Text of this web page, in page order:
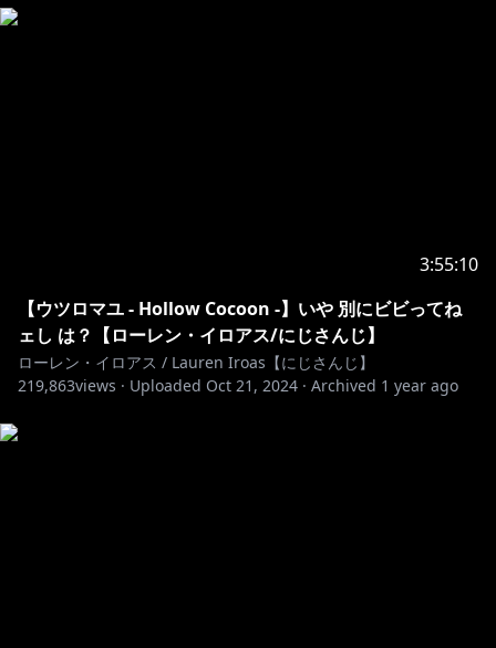
3:55:10
【ウツロマユ - Hollow Cocoon -】いや 別にビビってね
ェし は？【ローレン・イロアス/にじさんじ】
ローレン・イロアス / Lauren Iroas【にじさんじ】
219,863views · Uploaded Oct 21, 2024 · Archived 1 year ago